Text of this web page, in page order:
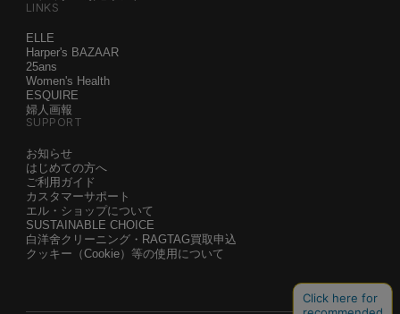
LINKS
ELLE
Harper's BAZAAR
25ans
Women's Health
ESQUIRE
婦人画報
SUPPORT
お知らせ
はじめての方へ
ご利用ガイド
カスタマーサポート
エル・ショップについて
SUSTAINABLE CHOICE
白洋舍クリーニング・RAGTAG買取申込
クッキー（Cookie）等の使用について